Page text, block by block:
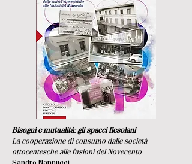
Bisogni e mutualità: gli spacci fiesolani
La cooperazione di consumo dalle società
ottocentesche alle fusioni del Novecento